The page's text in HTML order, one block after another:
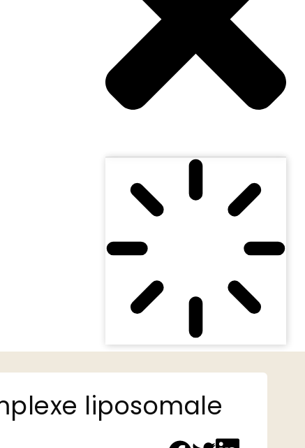
liposomale